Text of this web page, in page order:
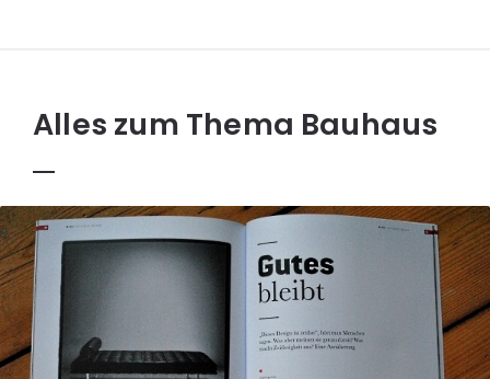
Alles zum Thema Bauhaus